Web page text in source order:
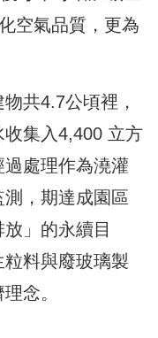
空氣品質，更為
共4.7公頃裡，
集入4,400 立方
處理作為澆灌
，期達成園區
」的永續目
料與廢玻璃製
念。